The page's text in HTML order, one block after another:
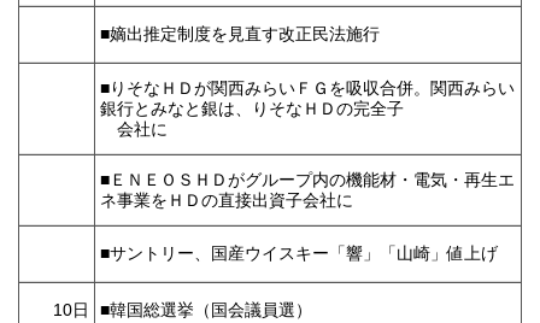
■嫡出推定制度を見直す改正民法施行
■りそなＨＤが関西みらいＦＧを吸収合併。関西みらい
銀行とみなと銀は、りそなＨＤの完全子
会社に
■ＥＮＥＯＳＨＤがグループ内の機能材・電気・再生エ
ネ事業をＨＤの直接出資子会社に
■サントリー、国産ウイスキー「響」「山崎」値上げ
10日 ■韓国総選挙（国会議員選）